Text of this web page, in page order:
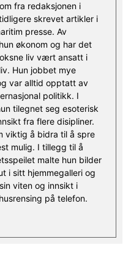
fra redaksjonen i
skrevet artikler i
presse. Av
økonom og har det
liv vært ansatt i
Hun jobbet mye
var alltid opptatt av
politikk. I
tilegnet seg esoterisk
fra flere disipliner.
viktig å bidra til å spre
mulig. I tillegg til å
malte hun bilder
i sitt hjemmegalleri og
viten og innsikt i
på telefon.